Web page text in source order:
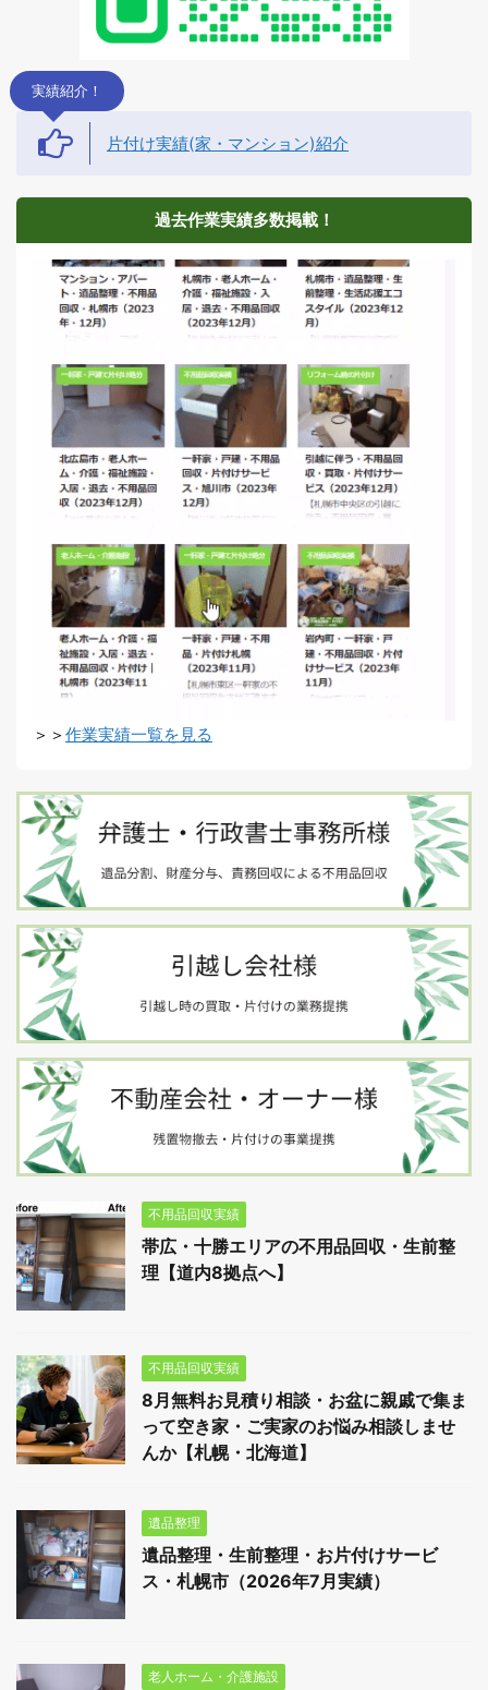
実績紹介！
片付け実績(家・マンション)紹介
過去作業実績多数掲載！
＞＞ 作業実績一覧を見る
不用品回収実績
帯広・十勝エリアの不用品回収・生前整
理【道内8拠点へ】
不用品回収実績
8月無料お見積り相談・お盆に親戚で集ま
って空き家・ご実家のお悩み相談しませ
んか【札幌・北海道】
遺品整理
遺品整理・生前整理・お片付けサービ
ス・札幌市（2026年7月実績）
老人ホーム・介護施設